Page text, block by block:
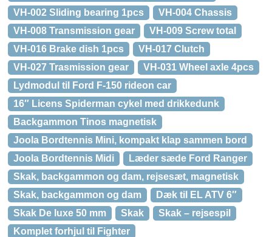
VH-002 Sliding bearing 1pcs
VH-004 Chassis
VH-008 Transmission gear
VH-009 Screw total
VH-016 Brake dish 1pcs
VH-017 Clutch
VH-027 Trasmission gear
VH-031 Wheel axle 4pcs
Lydmodul til Ford F-150 rideon car
16″ Licens Spiderman cykel med drikkedunk
Backgammon Tinos magnetisk
Joola Bordtennis Mini, kompakt klap sammen bord
Joola Bordtennis Midi
Læder sæde Ford Ranger
Skak, backgammon og dam, rejsesæt, magnetisk
Skak, backgammon og dam
Dæk til EL ATV 6″
Skak De luxe 50 mm
Skak
Skak – rejsespil
Komplet forhjul til Fighter